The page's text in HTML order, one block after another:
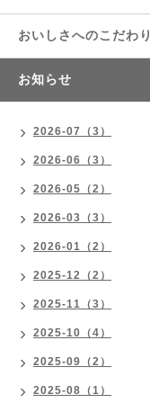
おいしさへのこだわり
お知らせ
2026-07（3）
2026-06（3）
2026-05（2）
2026-03（3）
2026-01（2）
2025-12（2）
2025-11（3）
2025-10（4）
2025-09（2）
2025-08（1）